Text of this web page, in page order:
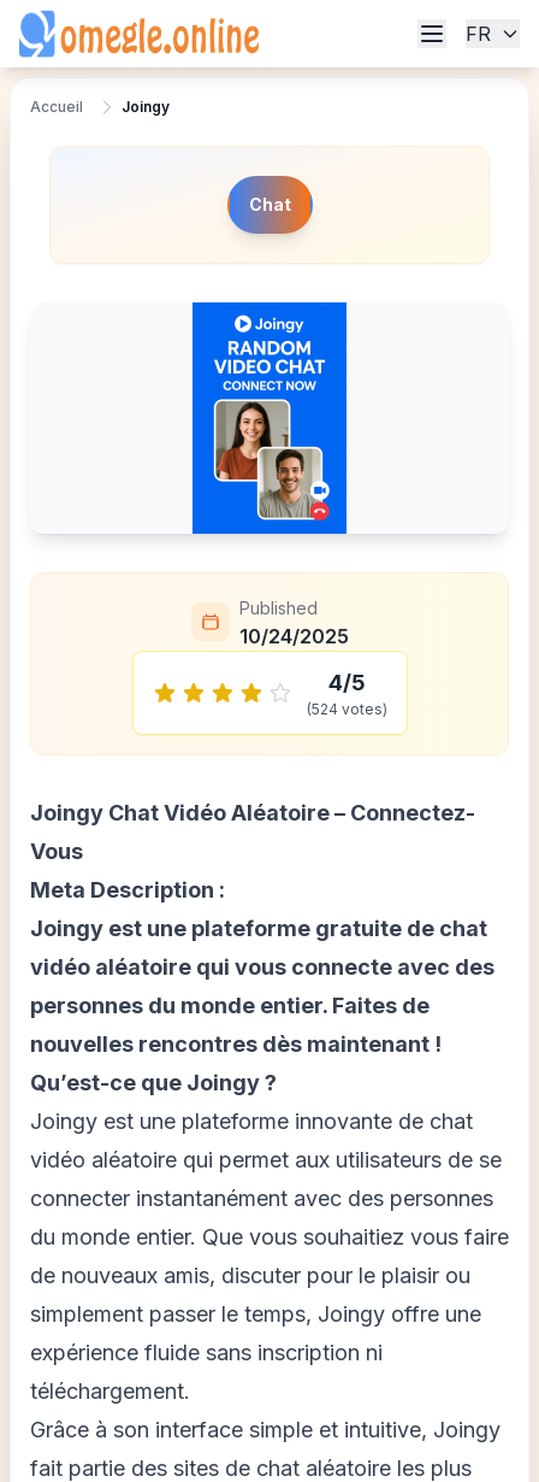
FR
Accueil Joingy
Chat
Published
10/24/2025
4/5
(524 votes)
Joingy Chat Vidéo Aléatoire – Connectez-
Vous
Meta Description :
Joingy est une plateforme gratuite de chat
vidéo aléatoire qui vous connecte avec des
personnes du monde entier. Faites de
nouvelles rencontres dès maintenant !
Qu’est-ce que Joingy ?
Joingy est une plateforme innovante de chat
vidéo aléatoire qui permet aux utilisateurs de se
connecter instantanément avec des personnes
du monde entier. Que vous souhaitiez vous faire
de nouveaux amis, discuter pour le plaisir ou
simplement passer le temps, Joingy offre une
expérience fluide sans inscription ni
téléchargement.
Grâce à son interface simple et intuitive, Joingy
fait partie des sites de chat aléatoire les plus